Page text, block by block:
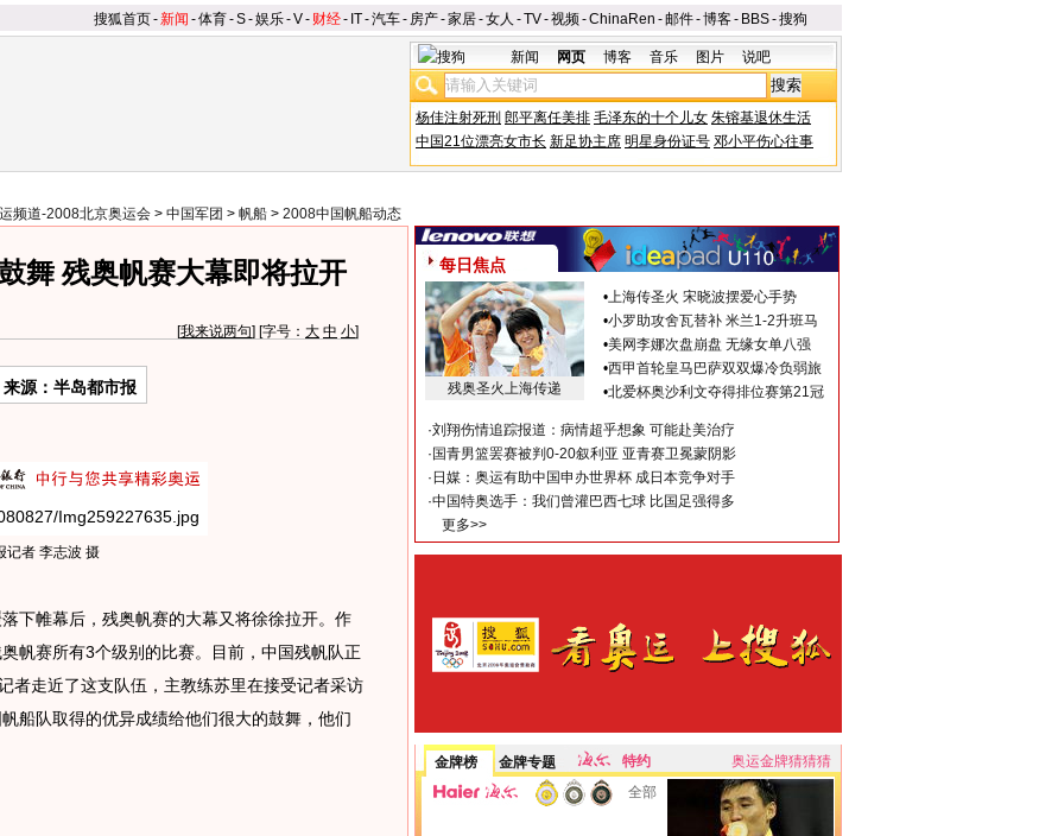
搜狐首页-新闻 -体育-S-娱乐-V- 财经- IT-汽车- 房产-家居-女人 -TV-视频-ChinaRen -邮件-博客- BBS-搜狗
新闻 网页 博客 音乐 图片 说吧
杨佳注射死刑 郎平离任美排 毛泽东的十个儿女 朱镕基退休生活
中国21位漂亮女市长 新足协主席 明星身份证号 邓小平伤心往事
频道-2008北京奥运会 > 中国军团 > 帆船 > 2008中国帆船动态
舞 残奥帆赛大幕即将拉开
[我来说两句] [字号： 大 中 小]
来源：半岛都市报
记者 李志波 摄
帷幕后，残奥帆赛的大幕又将徐徐拉开。作
帆赛所有3个级别的比赛。目前，中国残帆队正
者走近了这支队伍，主教练苏里在接受记者采访
船队取得的优异成绩给他们很大的鼓舞，他们
每日焦点
残奥圣火上海传递
•上海传圣火 宋晓波摆爱心手势
•小罗助攻舍瓦替补 米兰1-2升班马
•美网李娜次盘崩盘 无缘女单八强
•西甲首轮皇马巴萨双双爆冷负弱旅
•北爱杯奥沙利文夺得排位赛第21冠
·刘翔伤情追踪报道：病情超乎想象 可能赴美治疗
· 国青男篮罢赛被判0-20叙利亚 亚青赛卫冕蒙阴影
· 日媒：奥运有助中国申办世界杯 成日本竞争对手
·中国特奥选手：我们曾灌巴西七球 比国足强得多
更多>>
金牌榜 金牌专题 特约
奥运金牌猜猜猜
全部